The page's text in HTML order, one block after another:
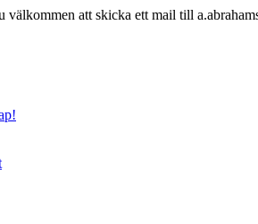
att skicka ett mail till